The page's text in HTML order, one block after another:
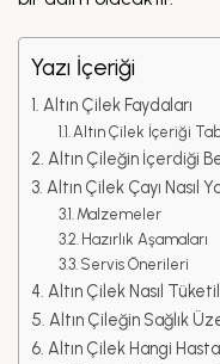
Yazı İçeriği
Altın Çilek Faydaları
Altın Çilek İçeriği
Altın Çileğin İçerdiği
Altın Çilek Çayı Nasıl
Malzemeler
Hazırlık Aşamaları
Servis Önerileri
Altın Çilek Nasıl
Altın Çileğin Sağlık
Altın Çilek Hangi